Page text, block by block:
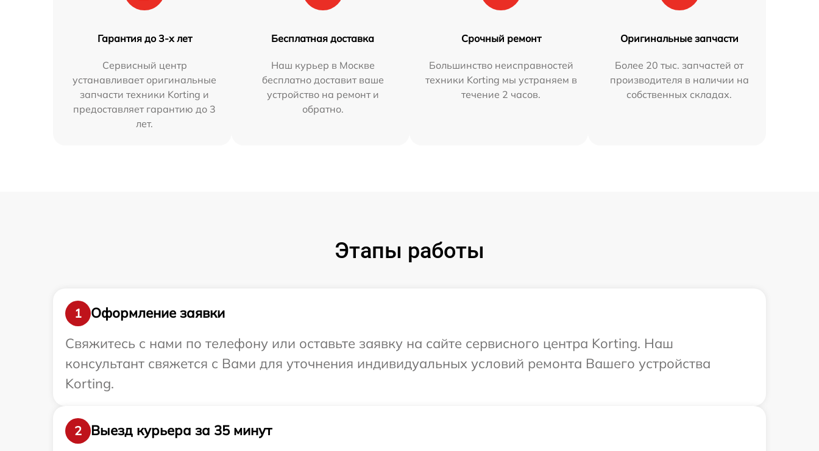
Гарантия до 3-х лет
Сервисный центр
устанавливает оригинальные
запчасти техники Korting и
предоставляет гарантию до 3
лет.
Бесплатная доставка
Наш курьер в Москве
бесплатно доставит ваше
устройство на ремонт и
обратно.
Срочный ремонт
Большинство неисправностей
техники Korting мы устраняем в
течение 2 часов.
Оригинальные запчасти
Более 20 тыс. запчастей от
производителя в наличии на
собственных складах.
Этапы работы
1
Оформление заявки
Свяжитесь с нами по телефону или оставьте заявку на сайте сервисного центра Korting. Наш
консультант свяжется с Вами для уточнения индивидуальных условий ремонта Вашего устройства
Korting.
2
Выезд курьера за 35 минут